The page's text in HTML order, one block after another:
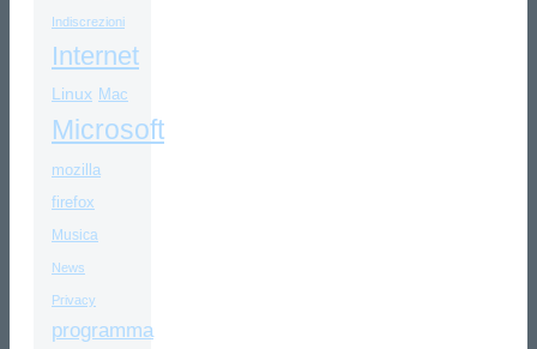
Indiscrezioni
Internet
Linux Mac
Microsoft
mozilla
firefox
Musica
News
Privacy
programma